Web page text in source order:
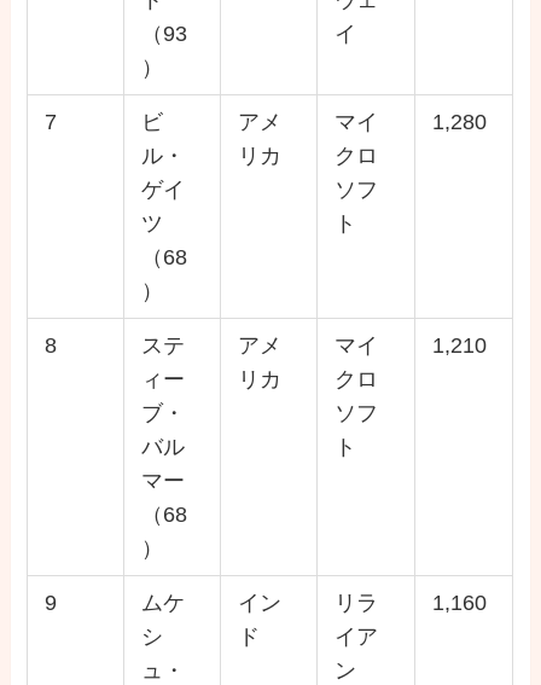
（93
）
イ
7
ビ
ル・
ゲイ
ツ
（68
）
アメ
リカ
マイ
クロ
ソフ
ト
1,280
8
ステ
ィー
ブ・
バル
マー
（68
）
アメ
リカ
マイ
クロ
ソフ
ト
1,210
9
ムケ
シ
ュ・
イン
ド
リラ
イア
ン
1,160